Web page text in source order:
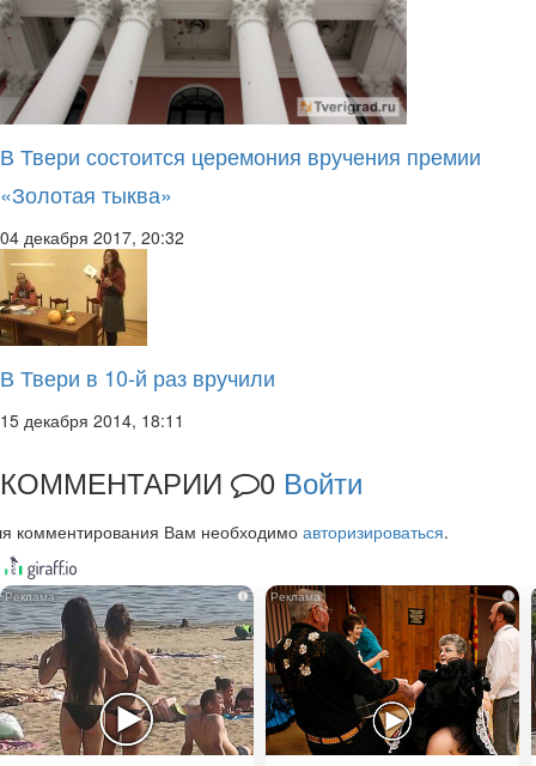
В Твери состоится церемония вручения премии
«Золотая тыква»
04 декабря 2017, 20:32
В Твери в 10-й раз вручили
15 декабря 2014, 18:11
КОММЕНТАРИИ 0 Войти
комментирования Вам необходимо авторизироваться.
i i